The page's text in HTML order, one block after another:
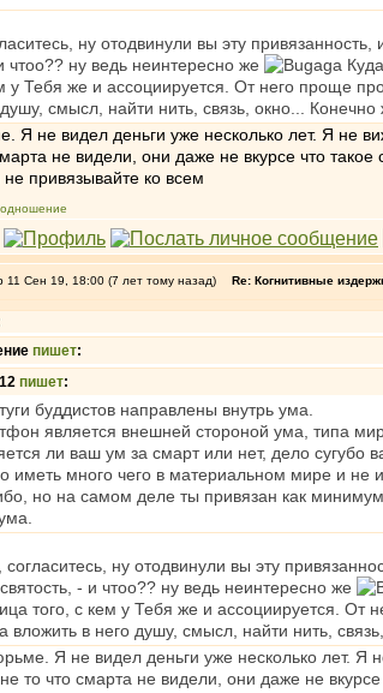
ну отодвинули вы эту
чтоо?? ну ведь неинтересно же
у Тебя же и ассоциируется. От него проще
душу, смысл, найти нить, связь, окно...
Я не видел деньги уже несколько лет. Я не
не видели, они даже не вкурсе что
привязывайте ко всем
11 Сен 19, 18:00 (7 лет тому назад) Re: Когнитивные
пишет:
пишет:
буддистов направлены внутрь ума.
является внешней стороной ума, типа
ли ваш ум за смарт или нет, дело сугубо
иметь много чего в материальном мире и не
но на самом деле ты привязан как
ну отодвинули вы эту
- и чтоо?? ну ведь неинтересно же
того, с кем у Тебя же и ассоциируется. От
вложить в него душу, смысл, найти нить,
Я не видел деньги уже несколько лет. Я
то что смарта не видели, они даже не